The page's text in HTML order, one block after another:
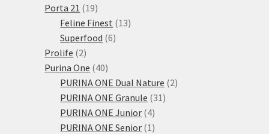
produkt
Porta 21 1919
produktů
Feline Finest 1313
Superfood 66
Prolife 22
produkty
Purina One 4040
produktů
PURINA ONE Dual Nature 22
PURINA ONE Granule 31 31
PURINA ONE Junior 44
produkty
PURINA ONE Senior 1 1